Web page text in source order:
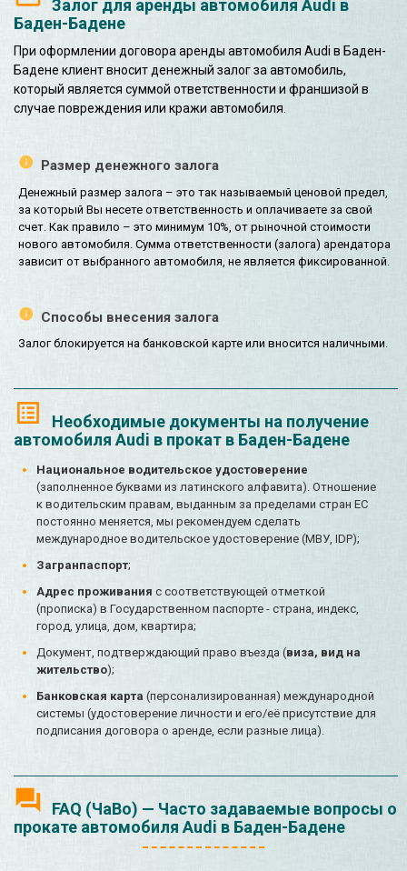
Залог для аренды автомобиля Audi в
Баден-Бадене
При оформлении договора аренды автомобиля Audi в Баден-
Бадене клиент вносит денежный залог за автомобиль,
который является суммой ответственности и франшизой в
случае повреждения или кражи автомобиля.
Размер денежного залога
Денежный размер залога – это так называемый ценовой предел,
за который Вы несете ответственность и оплачиваете за свой
счет. Как правило – это минимум 10%, от рыночной стоимости
нового автомобиля. Сумма ответственности (залога) арендатора
зависит от выбранного автомобиля, не является фиксированной.
Способы внесения залога
Залог блокируется на банковской карте или вносится наличными.
Необходимые документы на получение
автомобиля Audi в прокат в Баден-Бадене
Национальное водительское удостоверение
(заполненное буквами из латинского алфавита). Отношение
к водительским правам, выданным за пределами стран ЕС
постоянно меняется, мы рекомендуем сделать
международное водительское удостоверение (МВУ, IDP);
Загранпаспорт;
Адрес проживания с соответствующей отметкой
(прописка) в Государственном паспорте - страна, индекс,
город, улица, дом, квартира;
Документ, подтверждающий право въезда (виза, вид на
жительство);
Банковская карта (персонализированная) международной
системы (удостоверение личности и его/её присутствие для
подписания договора о аренде, если разные лица).
FAQ (ЧаВо) — Часто задаваемые вопросы о
прокате автомобиля Audi в Баден-Бадене